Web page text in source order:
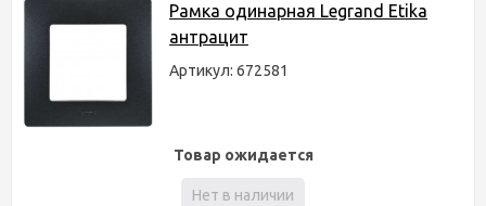
Рамка одинарная Legrand Etika
антрацит
Артикул: 672581
Товар ожидается
Нет в наличии